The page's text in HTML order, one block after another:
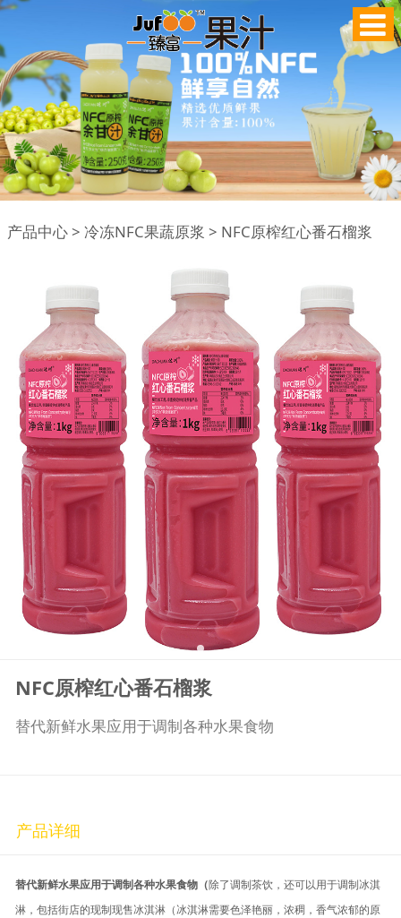
NFC原榨红心番石榴浆
产品中心>冷冻NFC果蔬原浆 > NFC原榨红心番石榴浆
NFC原榨红心番石榴浆
替代新鲜水果应用于调制各种水果食物
产品详细
替代新鲜水果应用于调制各种水果食物（除了调制茶饮，还可以用于调制冰淇
淋，包括街店的现制现售冰淇淋（冰淇淋需要色泽艳丽，浓稠，香气浓郁的原